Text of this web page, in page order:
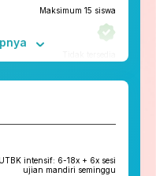
13x setahun
Maksimum 15 siswa
intensif: 6-18x + 6x sesi
ujian mandiri seminggu